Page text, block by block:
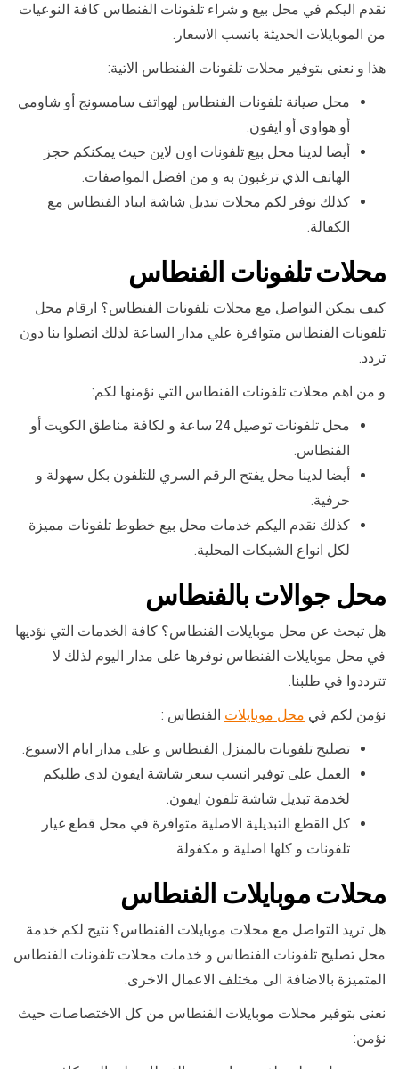
نقدم اليكم في محل بيع و شراء تلفونات الفنطاس كافة النوعيات
من الموبايلات الحديثة بانسب الاسعار.
هذا و نعنى بتوفير محلات تلفونات الفنطاس الاتية:
محل صيانة تلفونات الفنطاس لهواتف سامسونج أو شاومي
أو هواوي أو ايفون.
أيضا لدينا محل بيع تلفونات اون لاين حيث يمكنكم حجز
الهاتف الذي ترغبون به و من افضل المواصفات.
كذلك نوفر لكم محلات تبديل شاشة ايباد الفنطاس مع
الكفالة.
محلات تلفونات الفنطاس
كيف يمكن التواصل مع محلات تلفونات الفنطاس؟ ارقام محل
تلفونات الفنطاس متوافرة علي مدار الساعة لذلك اتصلوا بنا دون
تردد.
و من اهم محلات تلفونات الفنطاس التي نؤمنها لكم:
محل تلفونات توصيل 24 ساعة و لكافة مناطق الكويت أو
الفنطاس.
أيضا لدينا محل يفتح الرقم السري للتلفون بكل سهولة و
حرفية.
كذلك نقدم اليكم خدمات محل بيع خطوط تلفونات مميزة
لكل انواع الشبكات المحلية.
محل جوالات بالفنطاس
هل تبحث عن محل موبايلات الفنطاس؟ كافة الخدمات التي نؤديها
في محل موبايلات الفنطاس نوفرها على مدار اليوم لذلك لا
تترددوا في طلبنا.
نؤمن لكم في محل موبايلات الفنطاس :
تصليح تلفونات بالمنزل الفنطاس و على مدار ايام الاسبوع.
العمل على توفير انسب سعر شاشة ايفون لدى طلبكم
لخدمة تبديل شاشة تلفون ايفون.
كل القطع التبديلية الاصلية متوافرة في محل قطع غيار
تلفونات و كلها اصلية و مكفولة.
محلات موبايلات الفنطاس
هل تريد التواصل مع محلات موبايلات الفنطاس؟ نتيح لكم خدمة
محل تصليح تلفونات الفنطاس و خدمات محلات تلفونات الفنطاس
المتميزة بالاضافة الى مختلف الاعمال الاخرى.
نعنى بتوفير محلات موبايلات الفنطاس من كل الاختصاصات حيث
نؤمن: